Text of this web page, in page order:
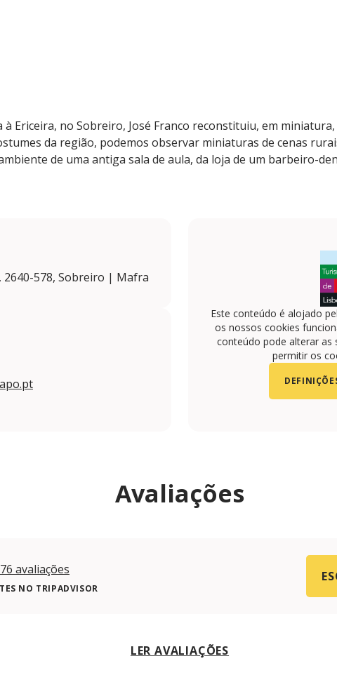
Ericeira, no Sobreiro, José Franco reconstituiu, em miniatura,
da região, podemos observar miniaturas de cenas
de uma antiga sala de aula, da loja de um barbeiro-
2640-578, Sobreiro | Mafra
Este conteúdo é alojado
os nossos cookies
conteúdo pode alterar as
permitir os
Avaliações
avaliações
NO TRIPADVISOR
LER AVALIAÇÕES